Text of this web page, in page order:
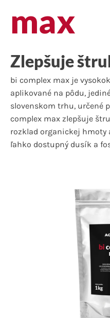
max
Zlepšuje
bi complex max je
aplikované na pôdu,
slovenskom trhu, určené
complex max zlepšuje
rozklad organickej hmoty
ľahko dostupný dusík a